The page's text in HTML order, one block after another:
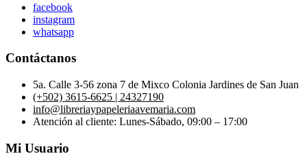
facebook
instagram
whatsapp
Contáctanos
5a. Calle 3-56 zona 7 de Mixco Colonia Jardines de San Juan
(+502) 3615-6625 | 24327190
info@libreriaypapeleriaavemaria.com
Atención al cliente: Lunes-Sábado, 09:00 – 17:00
Mi Usuario